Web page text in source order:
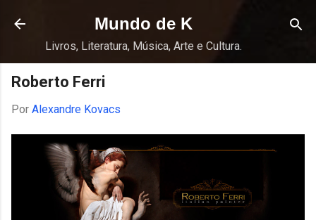
Pular para o conteúdo principal
Mundo de K
Livros, Literatura, Música, Arte e Cultura.
Roberto Ferri
Por Alexandre Kovacs